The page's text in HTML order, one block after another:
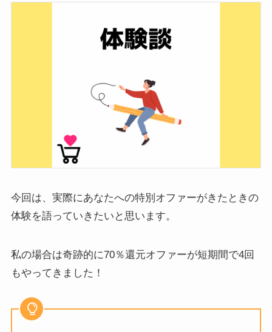
今回は、実際にあなたへの特別オファーがきたときの
体験を語っていきたいと思います。
私の場合は奇跡的に70％還元オファーが短期間で4回
もやってきました！